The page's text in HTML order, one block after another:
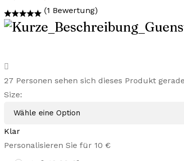
Preis
war:
Preis
ist:
(1 Bewertung)
27 Personen sehen sich dieses Produkt
Size:
Klar
Personalisieren Sie für 10 €